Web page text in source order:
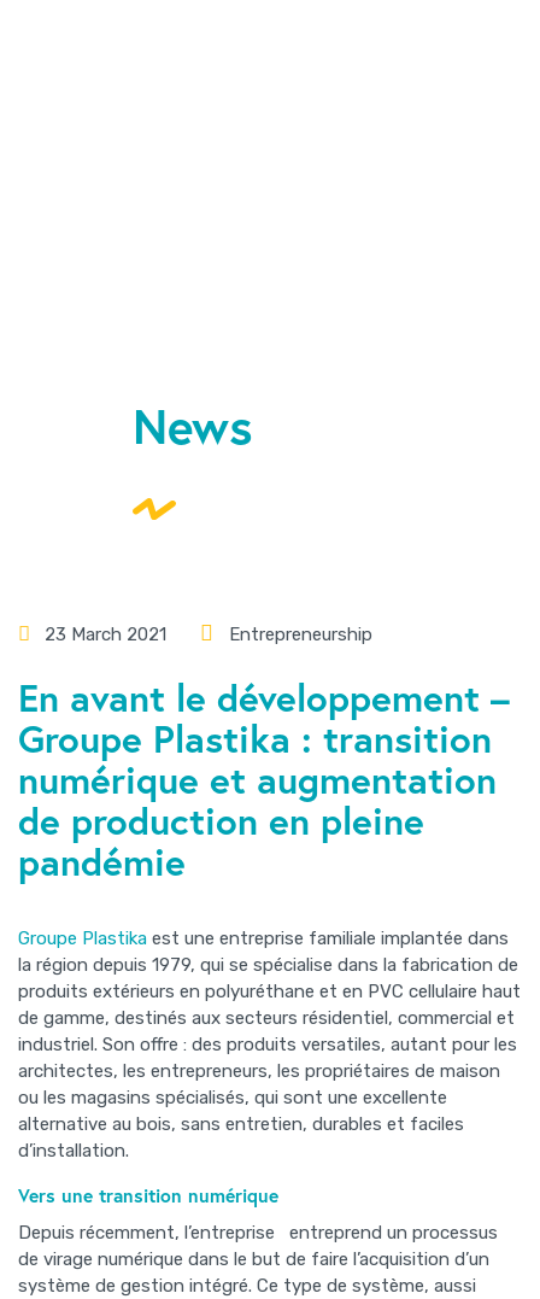
News
23 March 2021 Entrepreneurship
En avant le développement –
Groupe Plastika : transition
numérique et augmentation
de production en pleine
pandémie
Groupe Plastika est une entreprise familiale implantée dans
la région depuis 1979, qui se spécialise dans la fabrication de
produits extérieurs en polyuréthane et en PVC cellulaire haut
de gamme, destinés aux secteurs résidentiel, commercial et
industriel. Son offre : des produits versatiles, autant pour les
architectes, les entrepreneurs, les propriétaires de maison
ou les magasins spécialisés, qui sont une excellente
alternative au bois, sans entretien, durables et faciles
d’installation.
Vers une transition numérique
Depuis récemment, l’entreprise entreprend un processus
de virage numérique dans le but de faire l’acquisition d’un
système de gestion intégré. Ce type de système, aussi